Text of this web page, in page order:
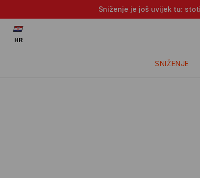
Sniženje je još uvijek tu:
SNIŽENJE
HR